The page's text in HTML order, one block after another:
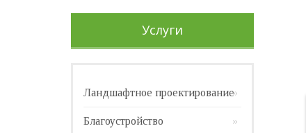
Услуги
Ландшафтное проектирование
Благоустройство